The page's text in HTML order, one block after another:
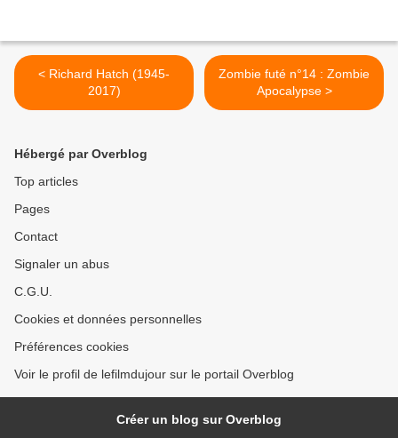
< Richard Hatch (1945-
2017)
Zombie futé n°14 : Zombie
Apocalypse >
Hébergé par Overblog
Top articles
Pages
Contact
Signaler un abus
C.G.U.
Cookies et données personnelles
Préférences cookies
Voir le profil de lefilmdujour sur le portail Overblog
Créer un blog sur Overblog